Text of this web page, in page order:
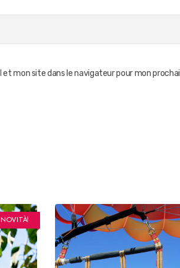
mon site dans le navigateur pour mon
NOVITÀ!